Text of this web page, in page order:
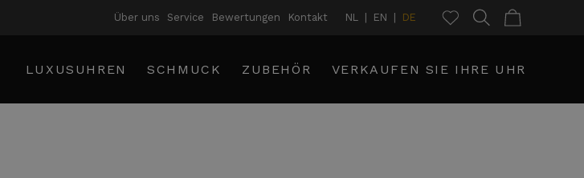
Über uns Service Bewertungen Kontakt NL EN DE
LUXUSUHREN SCHMUCK ZUBEHÖR VERKAUFEN SIE IHRE UHR